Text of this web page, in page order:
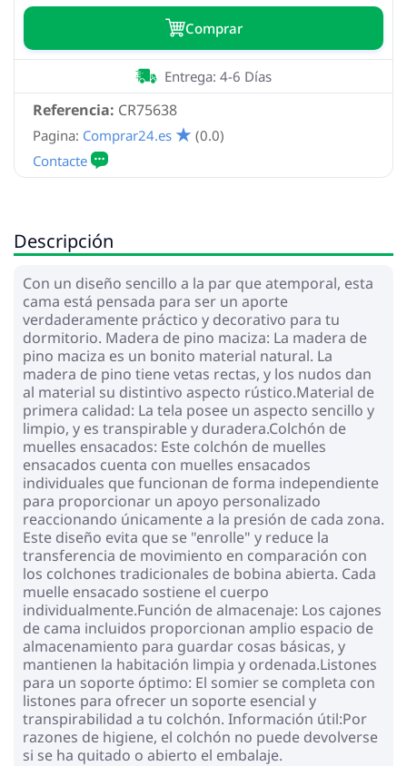
Сomprar
Referencia: CR75638
Entrega: 4-6 Días
Pagina: Comprar24.es (0.0)
Descripción
Con un diseño sencillo a la par que atemporal, esta
cama está pensada para ser un aporte
verdaderamente práctico y decorativo para tu
dormitorio. Madera de pino maciza: La madera de
pino maciza es un bonito material natural. La
madera de pino tiene vetas rectas, y los nudos dan
al material su distintivo aspecto rústico.Material de
primera calidad: La tela posee un aspecto sencillo y
limpio, y es transpirable y duradera.Colchón de
muelles ensacados: Este colchón de muelles
ensacados cuenta con muelles ensacados
individuales que funcionan de forma independiente
para proporcionar un apoyo personalizado
reaccionando únicamente a la presión de cada zona.
Este diseño evita que se "enrolle" y reduce la
transferencia de movimiento en comparación con
los colchones tradicionales de bobina abierta. Cada
muelle ensacado sostiene el cuerpo
individualmente.Función de almacenaje: Los cajones
de cama incluidos proporcionan amplio espacio de
almacenamiento para guardar cosas básicas, y
mantienen la habitación limpia y ordenada.Listones
para un soporte óptimo: El somier se completa con
listones para ofrecer un soporte esencial y
transpirabilidad a tu colchón. Información útil:Por
razones de higiene, el colchón no puede devolverse
si se ha quitado o abierto el embalaje.